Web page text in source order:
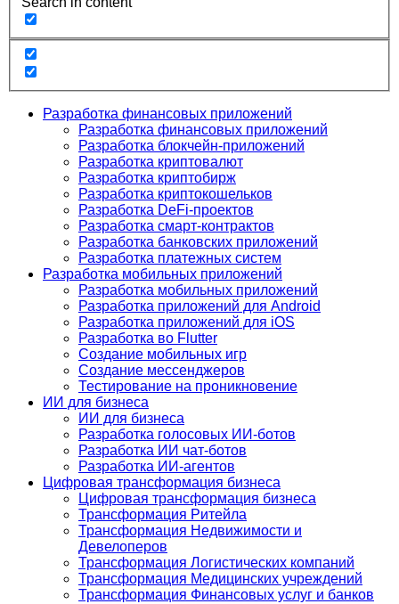
Разработка финансовых приложений
Разработка финансовых приложений
Разработка блокчейн-приложений
Разработка криптовалют
Разработка криптобирж
Разработка криптокошельков
Разработка DeFi-проектов
Разработка смарт-контрактов
Разработка банковских приложений
Разработка платежных систем
Разработка мобильных приложений
Разработка мобильных приложений
Разработка приложений для Android
Разработка приложений для iOS
Разработка во Flutter
Создание мобильных игр
Создание мессенджеров
Тестирование на проникновение
ИИ для бизнеса
ИИ для бизнеса
Разработка голосовых ИИ-ботов
Разработка ИИ чат-ботов
Разработка ИИ-агентов
Цифровая трансформация бизнеса
Цифровая трансформация бизнеса
Трансформация Ритейла
Трансформация Недвижимости и
Девелоперов
Трансформация Логистических компаний
Трансформация Медицинских учреждений
Трансформация Финансовых услуг и банков